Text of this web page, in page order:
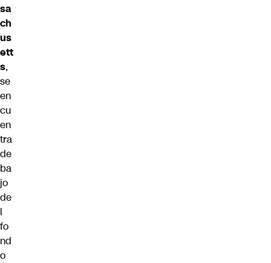
sa
ch
us
ett
s,
se
en
cu
en
tra
de
ba
jo
de
l
fo
nd
o